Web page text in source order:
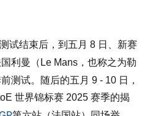
试结束后，到五月 8 日、新赛
利曼（Le Mans，也称之为勒
测试。随后的五月 9 - 10 日，
世界锦标赛 2025 赛季的揭